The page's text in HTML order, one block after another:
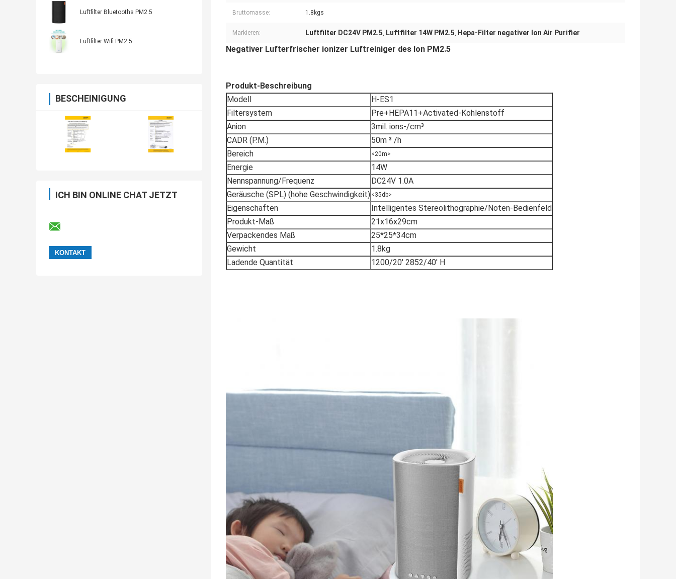
Luftfilter Bluetooths PM2.5
Luftfilter Wifi PM2.5
BESCHEINIGUNG
ICH BIN ONLINE CHAT JETZT
Bruttomasse: 1.8kgs
Markieren: Luftfilter DC24V PM2.5, Luftfilter 14W PM2.5, Hepa-Filter negativer Ion Air Purifier
Negativer Lufterfrischer ionizer Luftreiniger des Ion PM2.5
Produkt-Beschreibung
Modell
H-ES1
Filtersystem
Pre+HEPA11+Activated-Kohlenstoff
Anion
3mil. ions-/cm³
CADR (P.M.)
50m ³ /h
Bereich
<20m>
Energie
14W
Nennspannung/Frequenz
DC24V 1.0A
Geräusche (SPL) (hohe Geschwindigkeit) <35db>
Eigenschaften
Intelligentes Stereolithographie/Noten-Bedienfeld
Produkt-Maß
21x16x29cm
Verpackendes Maß
25*25*34cm
Gewicht
1.8kg
Ladende Quantität
1200/20' 2852/40' H